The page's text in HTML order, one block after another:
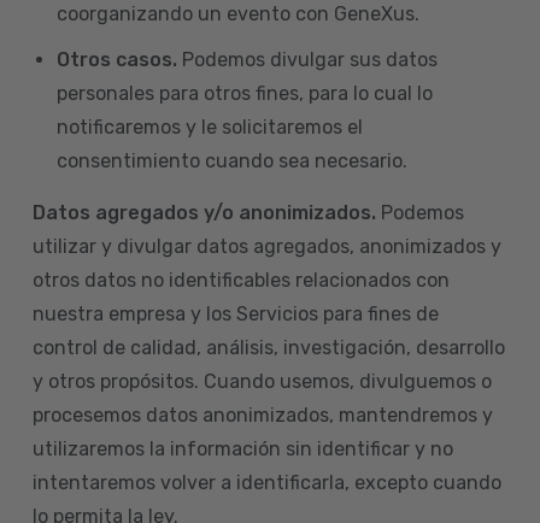
coorganizando un evento con GeneXus.
Otros casos. Podemos divulgar sus datos
personales para otros fines, para lo cual lo
notificaremos y le solicitaremos el
consentimiento cuando sea necesario.
Datos agregados y/o anonimizados. Podemos
utilizar y divulgar datos agregados, anonimizados y
otros datos no identificables relacionados con
nuestra empresa y los Servicios para fines de
control de calidad, análisis, investigación, desarrollo
y otros propósitos. Cuando usemos, divulguemos o
procesemos datos anonimizados, mantendremos y
utilizaremos la información sin identificar y no
intentaremos volver a identificarla, excepto cuando
lo permita la ley.